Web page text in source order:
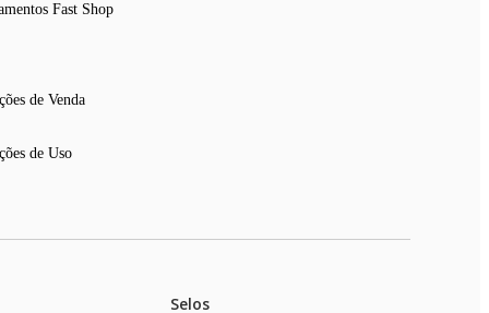
Fast Shop
de Venda
de Uso
Selos